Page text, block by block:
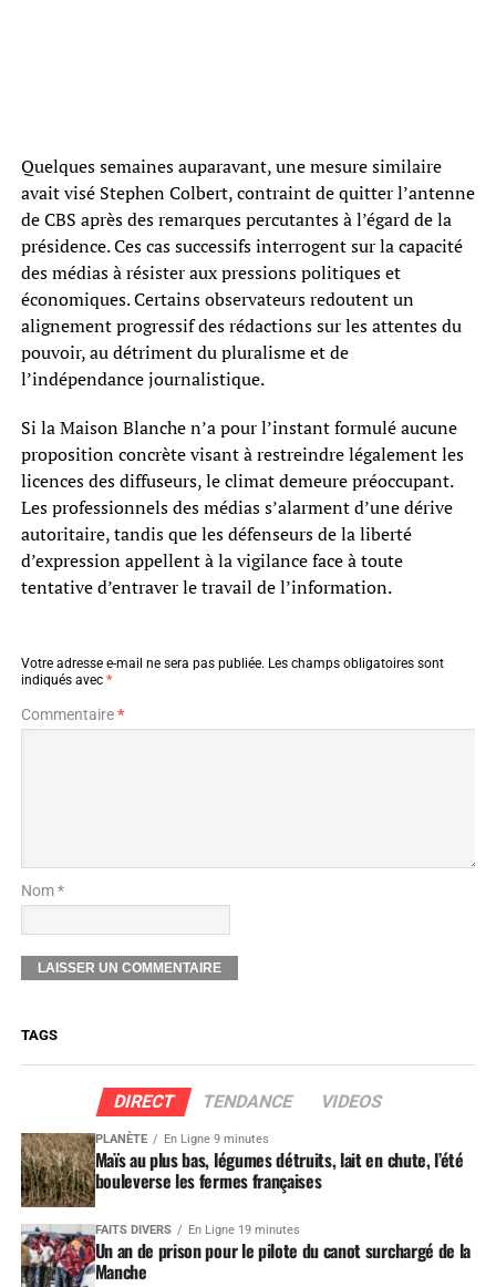
Quelques semaines auparavant, une mesure similaire
avait visé Stephen Colbert, contraint de quitter l’antenne
de CBS après des remarques percutantes à l’égard de la
présidence. Ces cas successifs interrogent sur la capacité
des médias à résister aux pressions politiques et
économiques. Certains observateurs redoutent un
alignement progressif des rédactions sur les attentes du
pouvoir, au détriment du pluralisme et de
l’indépendance journalistique.
Si la Maison Blanche n’a pour l’instant formulé aucune
proposition concrète visant à restreindre légalement les
licences des diffuseurs, le climat demeure préoccupant.
Les professionnels des médias s’alarment d’une dérive
autoritaire, tandis que les défenseurs de la liberté
d’expression appellent à la vigilance face à toute
tentative d’entraver le travail de l’information.
Votre adresse e-mail ne sera pas publiée. Les champs obligatoires sont
indiqués avec *
Commentaire*
Nom *
TAGS
DIRECT TENDANCE VIDEOS
PLANÈTE En Ligne 9 minutes
Maïs au plus bas, légumes détruits, lait en chute, l’été
bouleverse les fermes françaises
FAITS DIVERS En Ligne 19 minutes
Un an de prison pour le pilote du canot surchargé de la
Manche